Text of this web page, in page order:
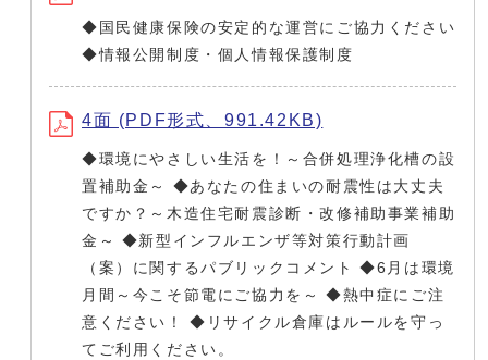
◆国民健康保険の安定的な運営にご協力ください
◆情報公開制度・個人情報保護制度
4面 (PDF形式、991.42KB)
◆環境にやさしい生活を！～合併処理浄化槽の設
置補助金～ ◆あなたの住まいの耐震性は大丈夫
ですか？～木造住宅耐震診断・改修補助事業補助
金～ ◆新型インフルエンザ等対策行動計画
（案）に関するパブリックコメント ◆6月は環境
月間～今こそ節電にご協力を～ ◆熱中症にご注
意ください！ ◆リサイクル倉庫はルールを守っ
てご利用ください。